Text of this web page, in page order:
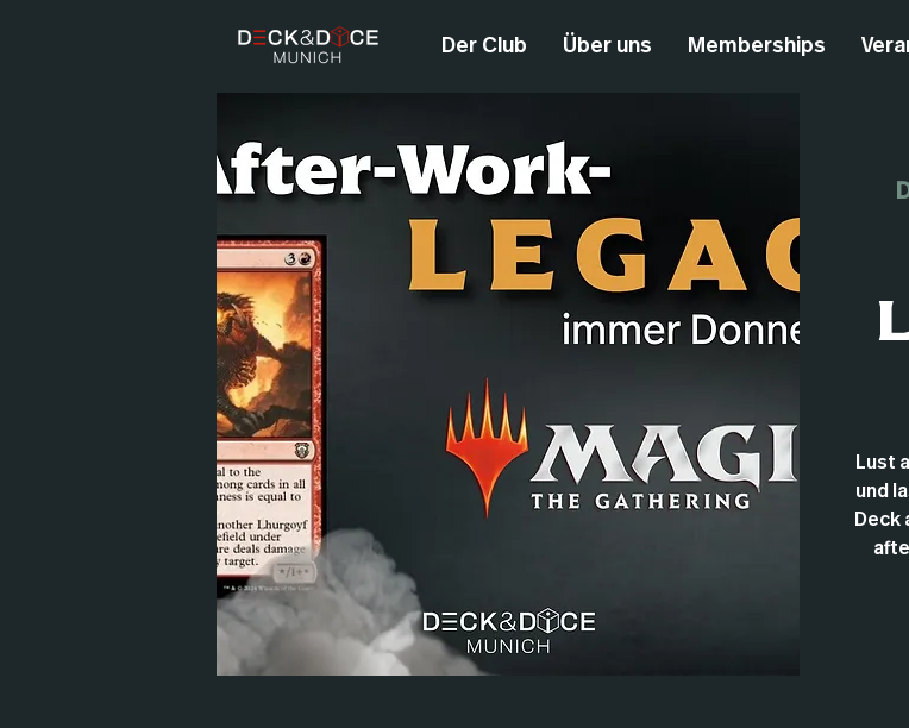
Der Club Über uns Memberships
Lust
und
Deck